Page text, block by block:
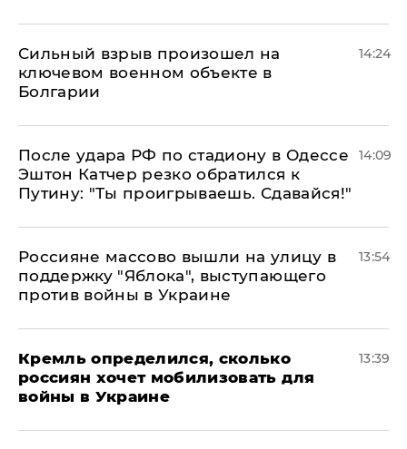
Сильный взрыв произошел на
ключевом военном объекте в
Болгарии
14:24
После удара РФ по стадиону в Одессе
Эштон Катчер резко обратился к
Путину: "Ты проигрываешь. Сдавайся!"
14:09
Россияне массово вышли на улицу в
поддержку "Яблока", выступающего
против войны в Украине
13:54
Кремль определился, сколько
россиян хочет мобилизовать для
войны в Украине
13:39